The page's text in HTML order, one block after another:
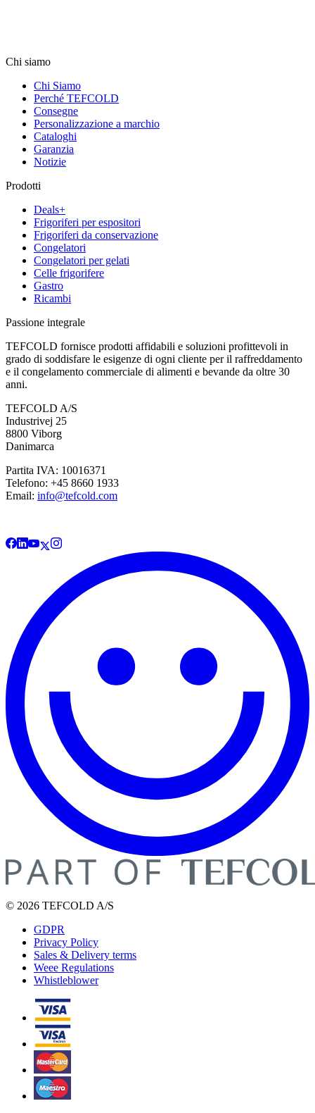
Chi siamo
Chi Siamo
Perché TEFCOLD
Consegne
Personalizzazione a marchio
Cataloghi
Garanzia
Notizie
Prodotti
Deals+
Frigoriferi per espositori
Frigoriferi da conservazione
Congelatori
Congelatori per gelati
Celle frigorifere
Gastro
Ricambi
Passione integrale
TEFCOLD fornisce prodotti affidabili e soluzioni profittevoli in
grado di soddisfare le esigenze di ogni cliente per il raffreddamento
e il congelamento commerciale di alimenti e bevande da oltre 30
anni.
TEFCOLD A/S
Industrivej 25
8800 Viborg
Danimarca
Partita IVA: 10016371
Telefono: +45 8660 1933
Email: info@tefcold.com
© 2026 TEFCOLD A/S
GDPR
Privacy Policy
Sales & Delivery terms
Weee Regulations
Whistleblower